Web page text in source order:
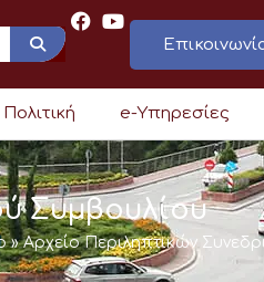
e-Υπηρεσίες
Συμβουλίου
»Αρχείο Περιληπτικών